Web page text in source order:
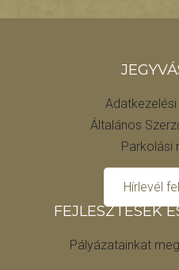
Általános
Parkolási
Hírlevél
FEJLESZTÉSEK
Pályázatainkat